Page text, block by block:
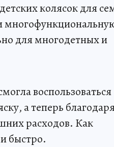
колясок для
для многодетных и
воспользоваться
а теперь
расходов. Как
быстро.